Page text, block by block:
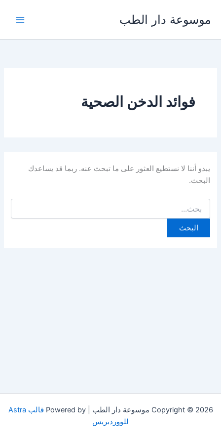
المحتوى
موسوعة دار الطب
فوائد الدخن الصحية
يبدو أننا لا نستطيع العثور على ما تبحث عنه. ربما قد يساعدك
البحث.
عن:
Copyright © 2026 موسوعة دار الطب | Powered by
قالب Astra
للووردبريس